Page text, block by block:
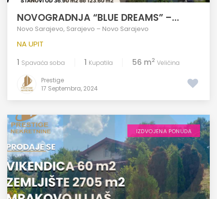
NOVOGRADNJA “BLUE DREAMS” –...
Novo Sarajevo, Sarajevo – Novo Sarajevo
NA UPIT
1 Spavaća soba 1 Kupatila 56 m2 Veličina
Prestige
17 Septembra, 2024
IZDVOJENA PONUDA